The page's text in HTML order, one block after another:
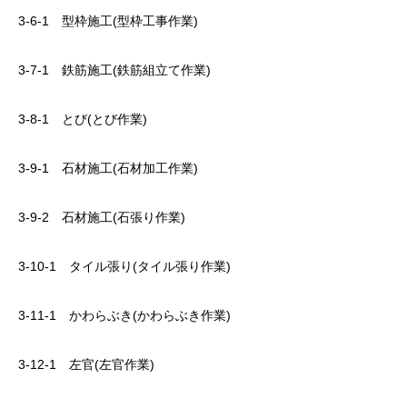
3-6-1 型枠施工(型枠工事作業)
3-7-1 鉄筋施工(鉄筋組立て作業)
3-8-1 とび(とび作業)
3-9-1 石材施工(石材加工作業)
3-9-2 石材施工(石張り作業)
3-10-1 タイル張り(タイル張り作業)
3-11-1 かわらぶき(かわらぶき作業)
3-12-1 左官(左官作業)